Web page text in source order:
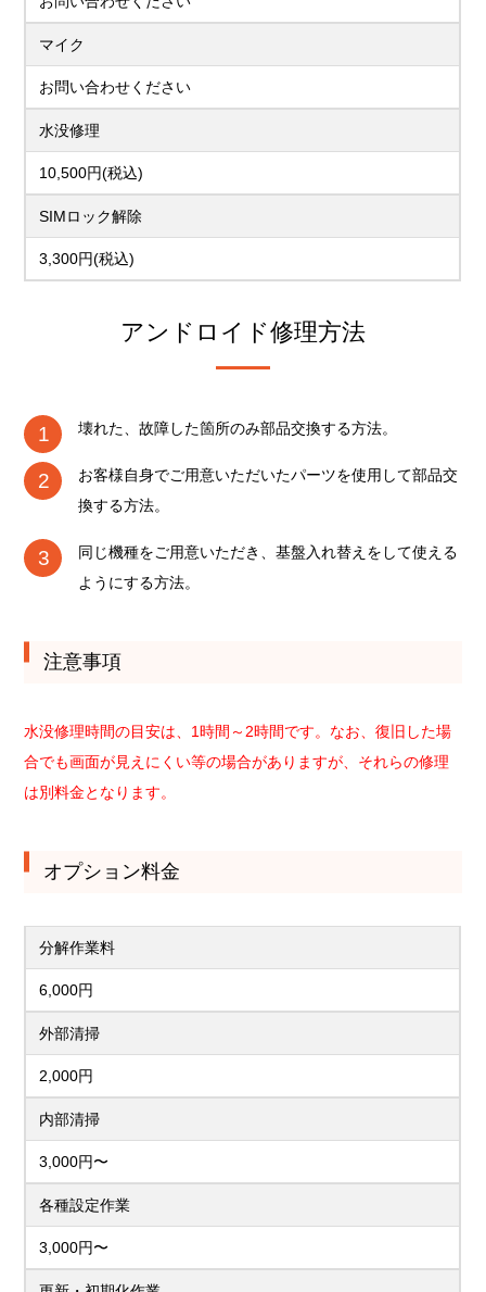
マイク
お問い合わせください
水没修理
10,500円(税込)
SIMロック解除
3,300円(税込)
アンドロイド修理方法
壊れた、故障した箇所のみ部品交換する方法。
お客様自身でご用意いただいたパーツを使用して部品交
換する方法。
同じ機種をご用意いただき、基盤入れ替えをして使える
ようにする方法。
注意事項
水没修理時間の目安は、1時間～2時間です。なお、復旧した場
合でも画面が見えにくい等の場合がありますが、それらの修理
は別料金となります。
オプション料金
分解作業料
6,000円
外部清掃
2,000円
内部清掃
3,000円〜
各種設定作業
3,000円〜